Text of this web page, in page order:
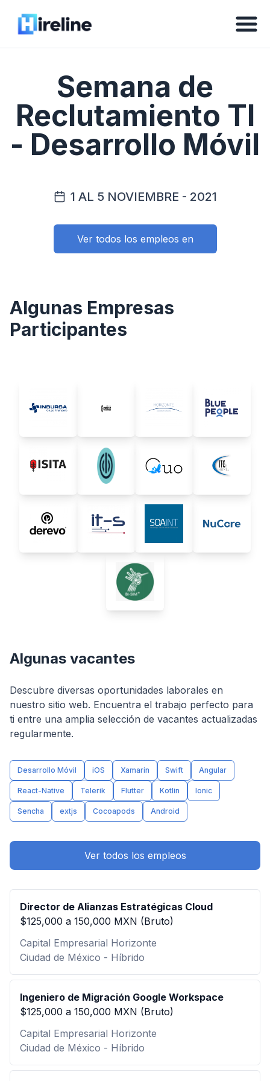
Semana de
Reclutamiento TI
- Desarrollo Móvil
1 AL 5 NOVIEMBRE - 2021
Ver todos los empleos en
Algunas Empresas
Participantes
Algunas vacantes
Descubre diversas oportunidades laborales en
nuestro sitio web. Encuentra el trabajo perfecto para
ti entre una amplia selección de vacantes actualizadas
regularmente.
Desarrollo Móvil iOS Xamarin Swift Angular
React-Native Telerik Flutter Kotlin Ionic
Sencha extjs Cocoapods Android
Ver todos los empleos
Director de Alianzas Estratégicas Cloud
$125,000 a 150,000 MXN (Bruto)
Capital Empresarial Horizonte
Ciudad de México - Híbrido
Ingeniero de Migración Google Workspace
$125,000 a 150,000 MXN (Bruto)
Capital Empresarial Horizonte
Ciudad de México - Híbrido